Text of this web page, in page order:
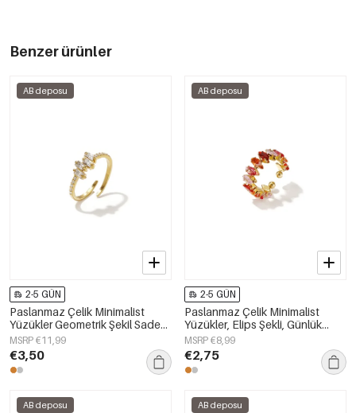
Benzer ürünler
AB deposu
2-5 GÜN
Paslanmaz Çelik Minimalist
Yüzükler Geometrik Şekil Sade
Günlük Basit Seri Kadın Takıları
MSRP €11,99
€3,50
AB deposu
2-5 GÜN
Paslanmaz Çelik Minimalist
Yüzükler, Elips Şekli, Günlük
Kullanım İçin Sade Seri, Kadın
Takıları
MSRP €8,99
€2,75
AB deposu AB deposu